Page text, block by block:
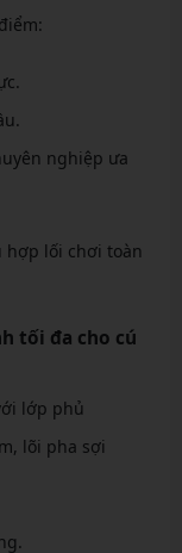
nghiệp ưa
hợp lối chơi toàn
tối đa cho cú
lớp phủ
lõi pha sợi